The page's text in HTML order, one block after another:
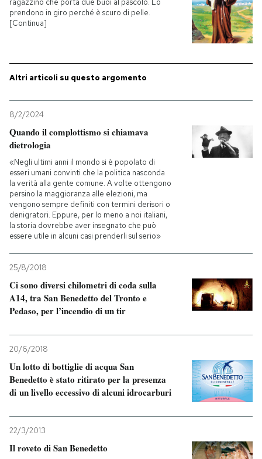
Cultura
Economia
Europa
Mondiali calcio 2026
NEWSLETTER
I MIEI PREFERITI
SHOP
AREA PERSONALE
Entra
ragazzino che porta due buoi al pascolo. Lo
prendono in giro perché è scuro di pelle.
[Continua]
Altri articoli su questo argomento
8/2/2024
Quando il complottismo si chiamava
dietrologia
«Negli ultimi anni il mondo si è popolato di
esseri umani convinti che la politica nasconda
la verità alla gente comune. A volte ottengono
persino la maggioranza alle elezioni, ma
vengono sempre definiti con termini derisori o
denigratori. Eppure, per lo meno a noi italiani,
la storia dovrebbe aver insegnato che può
essere utile in alcuni casi prenderli sul serio»
25/8/2018
Ci sono diversi chilometri di coda sulla
A14, tra San Benedetto del Tronto e
Pedaso, per l’incendio di un tir
20/6/2018
Un lotto di bottiglie di acqua San
Benedetto è stato ritirato per la presenza
di un livello eccessivo di alcuni idrocarburi
22/3/2013
Il roveto di San Benedetto